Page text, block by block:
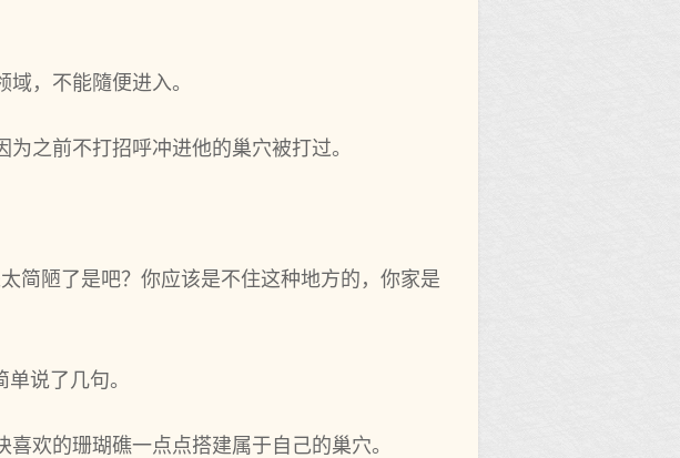
，不能隨便进入。
之前不打招呼冲进他的巢穴被打过。
简陋了是吧？你应该是不住这种地方的，你家是
说了几句。
欢的珊瑚礁一点点搭建属于自‌己的巢穴。